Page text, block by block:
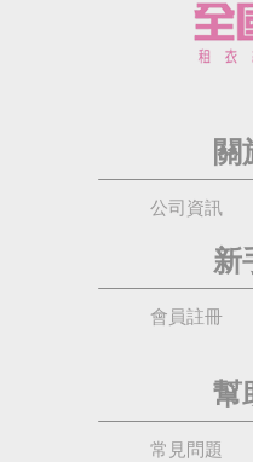
關
公司資訊
新
會員註冊
幫
常見問題